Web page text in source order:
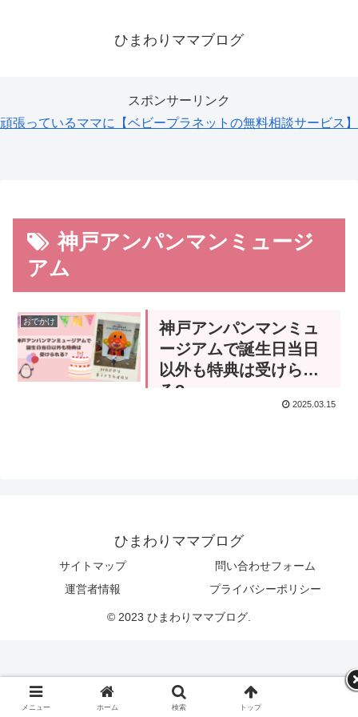
ひまわりママブログ
スポンサーリンク
頑張っているママに【ベビープラネットの無料相談サービス】
神戸アンパンマンミュージ
アム
おでかけ
神戸アンパンマンミュ
ージアムで誕生日当日
以外も特典は受けられ
る?
2025.03.15
ひまわりママブログ
サイトマップ
問い合わせフォーム
運営者情報
プライバシーポリシー
© 2023 ひまわりママブログ.
メニュー ホーム 検索 トップ